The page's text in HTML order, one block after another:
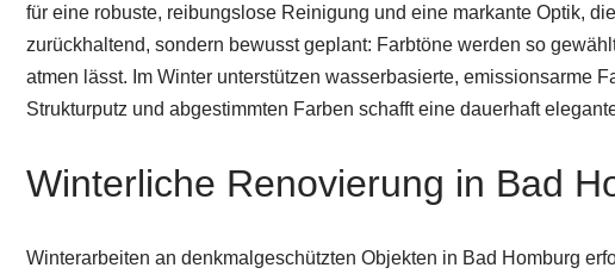
für eine robuste, reibungslose Reinigung und eine markante Optik,
zurückhaltend, sondern bewusst geplant: Farbtöne werden so
atmen lässt. Im Winter unterstützen wasserbasierte, emissionsarme
Strukturputz und abgestimmten Farben schafft eine dauerhaft
Winterliche Renovierung in Bad
Winterarbeiten an denkmalgeschützten Objekten in Bad Homburg